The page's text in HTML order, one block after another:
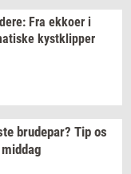
Fra ek­ko­er i
kyst­klip­per
bru­de­par? Tip os
mid­dag